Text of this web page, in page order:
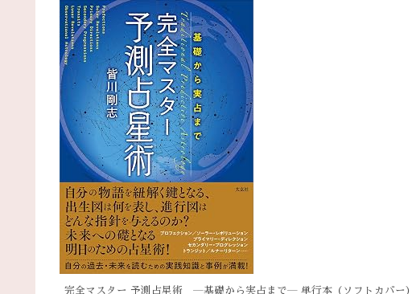
完全マスター 予測占星術 ―基礎から実占まで― 単行本（ソフトカバー）